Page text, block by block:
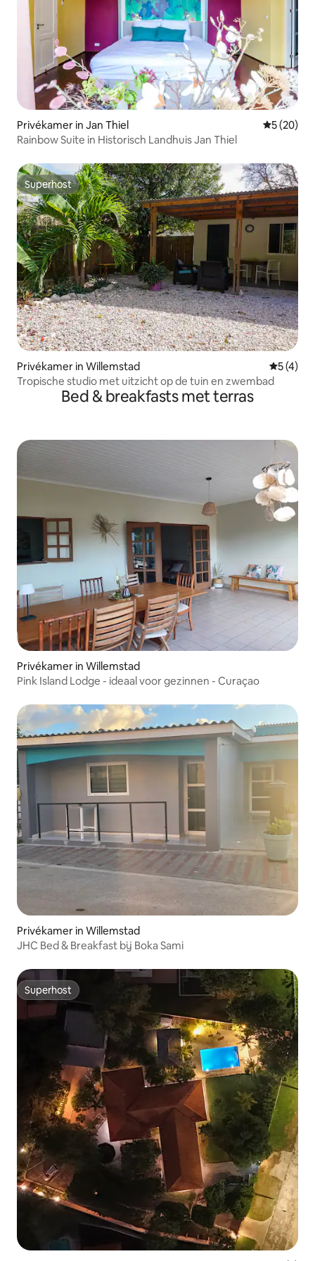
Privékamer in Jan Thiel
5 (20)
Rainbow Suite in Historisch Landhuis Jan Thiel
Superhost
Superhost
Privékamer in Willemstad
5 (4)
Tropische studio met uitzicht op de tuin en zwembad
Bed & breakfasts met terras
Privékamer in Willemstad
Pink Island Lodge - ideaal voor gezinnen - Curaçao
Privékamer in Willemstad
JHC Bed & Breakfast bij Boka Sami
Superhost
Superhost